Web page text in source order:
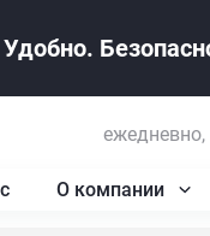
О компании